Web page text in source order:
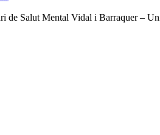
de Salut Mental Vidal i Barraquer –